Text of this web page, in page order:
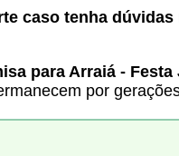
caso tenha dúvidas
para Arraiá -
por